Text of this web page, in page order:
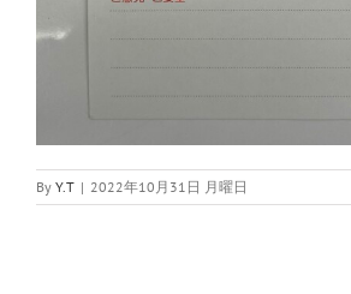
By Y.T | 2022年10月31日 月曜日